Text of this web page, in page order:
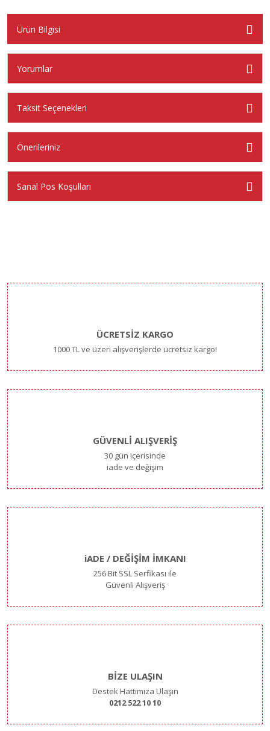
Ürün Bilgisi
Yorumlar
Taksit Seçenekleri
Önerileriniz
Sanal Pos Koşulları
ÜCRETSİZ KARGO
1000 TL ve üzeri alışverişlerde ücretsiz kargo!
GÜVENLİ ALIŞVERİŞ
30 gün içerisinde
iade ve değişim
iADE / DEĞİŞİM İMKANI
256 Bit SSL Serfikası ile
Güvenli Alışveriş
BİZE ULAŞIN
Destek Hattımıza Ulaşın
0212 522 10 10